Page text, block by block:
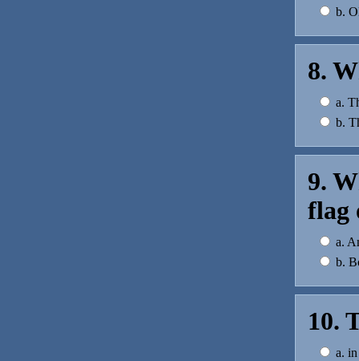
b.
8.
a.
b.
9.
flag
a.
b.
10.
a.